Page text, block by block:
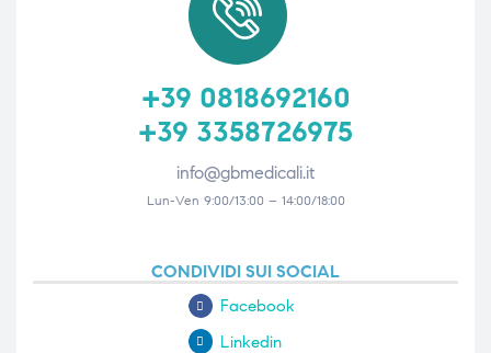
+39 0818692160
+39 3358726975
info@gbmedicali.it
Lun-Ven 9:00/13:00 – 14:00/18:00
CONDIVIDI SUI SOCIAL
Facebook
Linkedin